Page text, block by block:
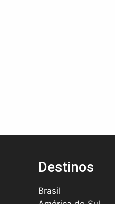
Destinos
Brasil